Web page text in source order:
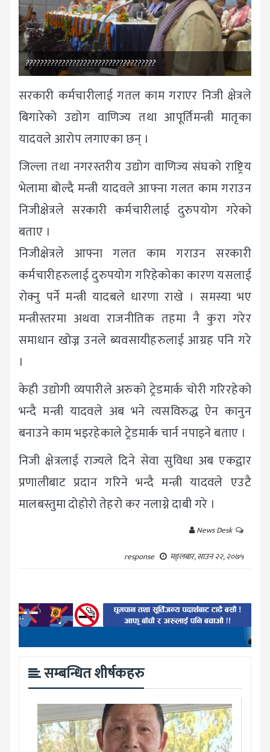
????????????????????????????????????
सरकारी कर्मचारीलाई गतल काम गराएर निजी क्षेत्रले
बिगारेको उद्योग वाणिज्य तथा आपूर्तिमन्त्री मातृका
यादवले आरोप लगाएका छन् ।
जिल्ला तथा नगरस्तरीय उद्योग वाणिज्य संघको राष्ट्रिय
भेलामा बोल्दै मन्त्री यादवले आफ्ना गलत काम गराउन
निजीक्षेत्रले सरकारी कर्मचारीलाई दुरुपयोग गरेको
बताए ।
निजीक्षेत्रले आफ्ना गलत काम गराउन सरकारी
कर्मचारीहरुलाई दुरुपयोग गरिहेकोका कारण यसलाई
रोक्नु पर्ने मन्त्री यादबले धारणा राखे । समस्या भए
मन्त्रीस्तरमा अथवा राजनीतिक तहमा नै कुरा गरेर
समाधान खोज्न उनले ब्यवसायीहरुलाई आग्रह पनि गरे
।
केही उद्योगी व्यपारीले अरुको ट्रेडमार्क चोरी गरिरहेको
भन्दै मन्त्री यादवले अब भने त्यसविरुद्ध ऐन कानुन
बनाउने काम भइरहेकाले ट्रेडमार्क चार्न नपाइने बताए ।
निजी क्षेत्रलाई राज्यले दिने सेवा सुविधा अब एकद्वार
प्रणालीबाट प्रदान गरिने भन्दै मन्त्री यादवले एउटै
मालबस्तुमा दोहोरो तेहरो कर नलाग्ने दाबी गरे ।
News Desk
response
मङ्लबार, साउन २२, २०७५
सम्बन्धित शीर्षकहरु